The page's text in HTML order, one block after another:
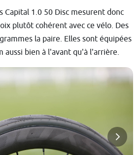
Capital 1.0 50 Disc mesurent donc
plutôt cohérent avec ce vélo. Des
la paire. Elles sont équipées
aussi bien à l'avant qu'à l'arrière.